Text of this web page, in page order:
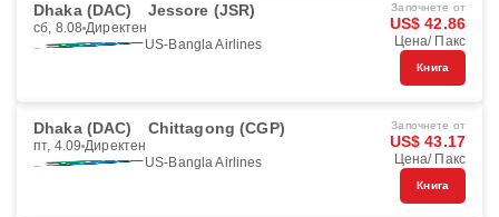
Dhaka (DAC) Jessore (JSR)
сб, 8.08 Директен
US-Bangla Airlines
Започнете от
US$ 42.86
Цена/ Пакс
Книга
Dhaka (DAC) Chittagong (CGP)
пт, 4.09 Директен
US-Bangla Airlines
Започнете от
US$ 43.17
Цена/ Пакс
Книга